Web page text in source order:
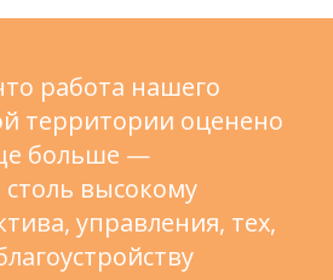
работа нашего
территории оценено
больше —
высокому
управления, тех,